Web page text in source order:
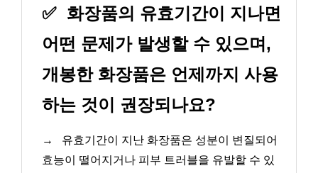
✅ 화장품의 유효기간이 지나면
어떤 문제가 발생할 수 있으며,
개봉한 화장품은 언제까지 사용
하는 것이 권장되나요?
→
유효기간이 지난 화장품은 성분이 변질되어
효능이 떨어지거나 피부 트러블을 유발할 수 있